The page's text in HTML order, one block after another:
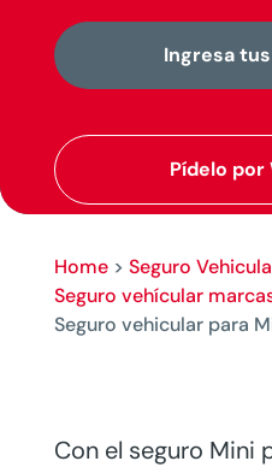
Ingresa
Pídelo por
Home> Seguro
Seguro vehícular
Seguro vehicular para
Con el seguro Mini